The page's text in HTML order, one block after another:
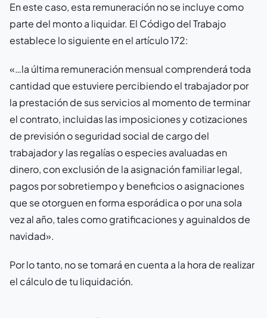
En este caso, esta remuneración no se incluye como
parte del monto a liquidar. El Código del Trabajo
establece lo siguiente en el artículo 172:
«…la última remuneración mensual comprenderá toda
cantidad que estuviere percibiendo el trabajador por
la prestación de sus servicios al momento de terminar
el contrato, incluidas las imposiciones y cotizaciones
de previsión o seguridad social de cargo del
trabajador y las regalías o especies avaluadas en
dinero, con exclusión de la asignación familiar legal,
pagos por sobretiempo y beneficios o asignaciones
que se otorguen en forma esporádica o por una sola
vez al año, tales como gratificaciones y aguinaldos de
navidad».
Por lo tanto, no se tomará en cuenta a la hora de realizar
el cálculo de tu liquidación.